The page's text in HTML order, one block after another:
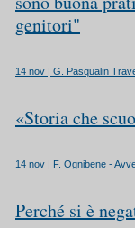
genitori"
14 nov | G. Pasqualin
«Storia che
14 nov | F. Ognibene -
Perché si è